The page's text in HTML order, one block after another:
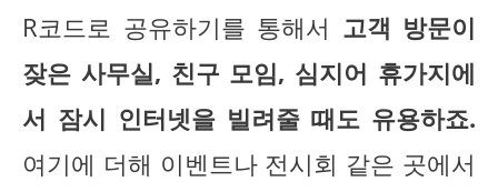
R코드로 공유하기를 통해서 고객 방문이
잦은 사무실, 친구 모임, 심지어 휴가지에
서 잠시 인터넷을 빌려줄 때도 유용하죠.
여기에 더해 이벤트나 전시회 같은 곳에서